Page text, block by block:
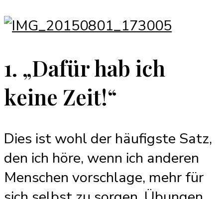
1. „Dafür hab ich
keine Zeit!“
Dies ist wohl der häufigste Satz,
den ich höre, wenn ich anderen
Menschen vorschlage, mehr für